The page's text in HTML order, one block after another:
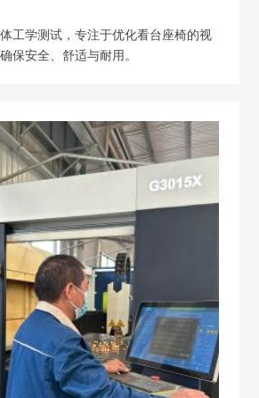
工学测试，专注于优化看台座椅的视
保安全、舒适与耐用。